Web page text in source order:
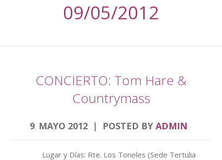
09/05/2012
CONCIERTO: Tom Hare &
Countrymass
9. MAYO 2012 POSTED BY ADMIN
Lugar y Días: Rte. Los Toneles (Sede Tertulia